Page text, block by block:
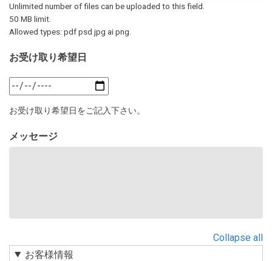
Unlimited number of files can be uploaded to this field.
50 MB limit.
Allowed types: pdf psd jpg ai png.
お受け取り希望日
お
受
け
り
お受け取り希望日をご記入下さい。
メッセージ
Collapse all
お客様情報